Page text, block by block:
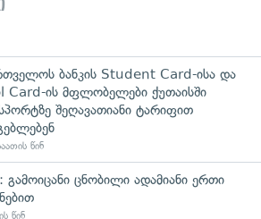
ბანკის Student Card-ისა და
Card-ის მფლობელები ქუთაისში
შეღავათიანი ტარიფით
წინ
გამოიცანი ცნობილი ადამიანი ერთი
წინ